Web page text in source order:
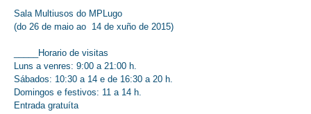
Sala Multiusos do MPLugo
(do 26 de maio ao 14 de xuño de 2015)
_____Horario de visitas
Luns a venres: 9:00 a 21:00 h.
Sábados: 10:30 a 14 e de 16:30 a 20 h.
Domingos e festivos: 11 a 14 h.
Entrada gratuíta